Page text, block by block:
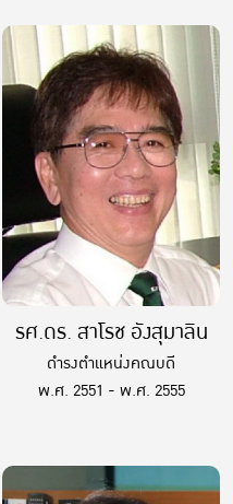
รศ.ดร. สาโรช อังสุมาลิน
ดำรงตำแหน่งคณบดี
พ.ศ. 2551 - พ.ศ. 2555